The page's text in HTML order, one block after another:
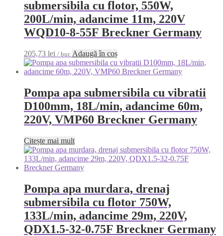
submersibila cu flotor, 550W,
200L/min, adancime 11m, 220V
WQD10-8-55F Breckner Germany
205,73 lei / buc Adaugă în coș
Pompa apa submersibila cu vibratii
D100mm, 18L/min, adancime 60m,
220V, VMP60 Breckner Germany
Citește mai mult
Pompa apa murdara, drenaj
submersibila cu flotor 750W,
133L/min, adancime 29m, 220V,
QDX1.5-32-0.75F Breckner Germany